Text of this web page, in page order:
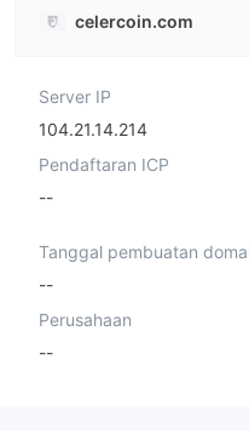
celercoin.com
Server IP
104.21.14.214
Pendaftaran ICP
--
Tanggal pembuatan
--
Perusahaan
--